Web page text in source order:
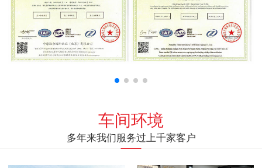
车间环境
多年来我们服务过上千家客户